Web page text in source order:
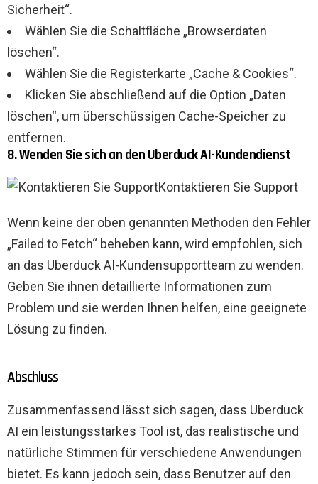
Sicherheit“.
Wählen Sie die Schaltfläche „Browserdaten
löschen“.
Wählen Sie die Registerkarte „Cache & Cookies“.
Klicken Sie abschließend auf die Option „Daten
löschen“, um überschüssigen Cache-Speicher zu
entfernen.
8. Wenden Sie sich an den Uberduck AI-Kundendienst
Kontaktieren Sie Support
Wenn keine der oben genannten Methoden den Fehler
„Failed to Fetch“ beheben kann, wird empfohlen, sich
an das Uberduck AI-Kundensupportteam zu wenden.
Geben Sie ihnen detaillierte Informationen zum
Problem und sie werden Ihnen helfen, eine geeignete
Lösung zu finden.
Abschluss
Zusammenfassend lässt sich sagen, dass Uberduck
AI ein leistungsstarkes Tool ist, das realistische und
natürliche Stimmen für verschiedene Anwendungen
bietet. Es kann jedoch sein, dass Benutzer auf den